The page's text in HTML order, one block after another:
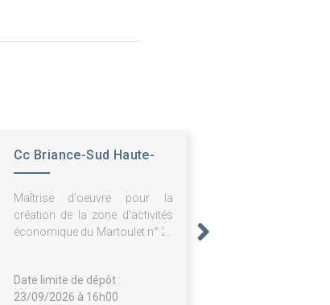
Cc Briance-Sud Haute-
Maîtrise d'oeuvre pour la
création de la zone d'activités
économique du Martoulet n° 2 ,
Date limite de dépôt :
23/09/2026 à 16h00